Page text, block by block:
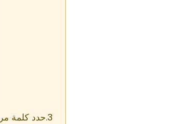
حدد كلمة